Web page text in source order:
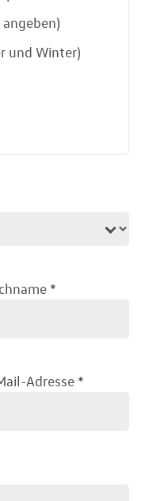
und Winter)
*
Adresse *